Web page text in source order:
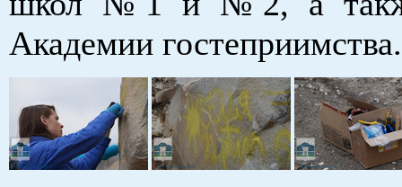
Академии гостеприимства.